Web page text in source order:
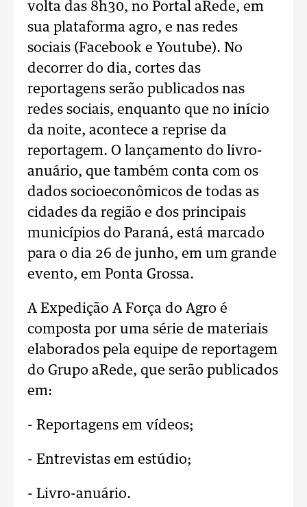
volta das 8h30, no Portal aRede, em
sua plataforma agro, e nas redes
sociais (Facebook e Youtube). No
decorrer do dia, cortes das
reportagens serão publicados nas
redes sociais, enquanto que no início
da noite, acontece a reprise da
reportagem. O lançamento do livro-
anuário, que também conta com os
dados socioeconômicos de todas as
cidades da região e dos principais
municípios do Paraná, está marcado
para o dia 26 de junho, em um grande
evento, em Ponta Grossa.
A Expedição A Força do Agro é
composta por uma série de materiais
elaborados pela equipe de reportagem
do Grupo aRede, que serão publicados
em:
- Reportagens em vídeos;
- Entrevistas em estúdio;
- Livro-anuário.